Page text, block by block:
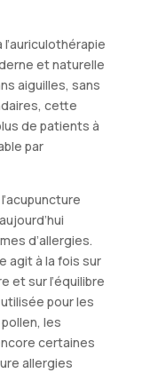
et naturelle
aiguilles, sans
cette
de patients à
par
d’allergies.
agit à la fois sur
et sur l’équilibre
pour les
les
certaines
allergies